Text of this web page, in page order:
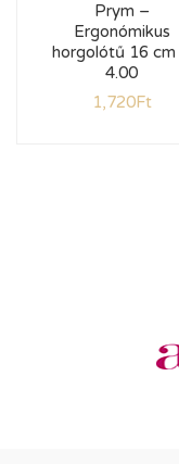
Prym –
Ergonómikus
horgolótű 16 cm
4.00
1,720Ft